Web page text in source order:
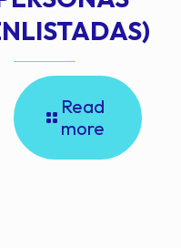
Read
more